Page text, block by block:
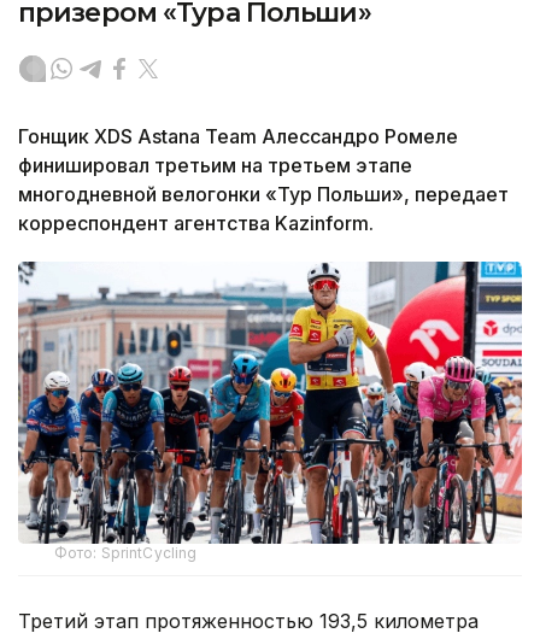
призером «Тура Польши»
Гонщик XDS Astana Team Алессандро Ромеле
финишировал третьим на третьем этапе
многодневной велогонки «Тур Польши», передает
корреспондент агентства Kazinform.
Фото: SprintCycling
Третий этап протяженностью 193,5 километра